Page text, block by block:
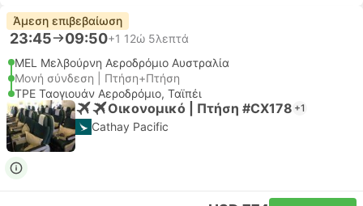
Άμεση επιβεβαίωση
23:45 09:50+1 12ώ 5λεπτά
MEL Μελβούρνη Αεροδρόμιο Αυστραλία
Μονή σύνδεση | Πτήση+Πτήση
TPE Ταογιουάν Αεροδρόμιο, Ταϊπέι
Οικονομικό | Πτήση #CX178 +1
Cathay Pacific